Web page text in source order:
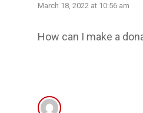
March 18, 2022 at 10:56 am
How can I make a